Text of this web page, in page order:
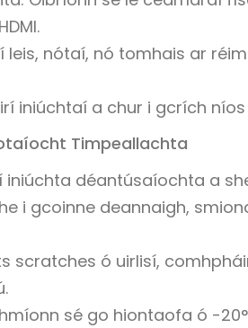
leis, nótaí, nó tomhais ar
iniúchtaí a chur i gcrích
Timpeallachta
déantúsaíochta a
i gcoinne deannaigh,
scratches ó uirlisí,
sé go hiontaofa ó -